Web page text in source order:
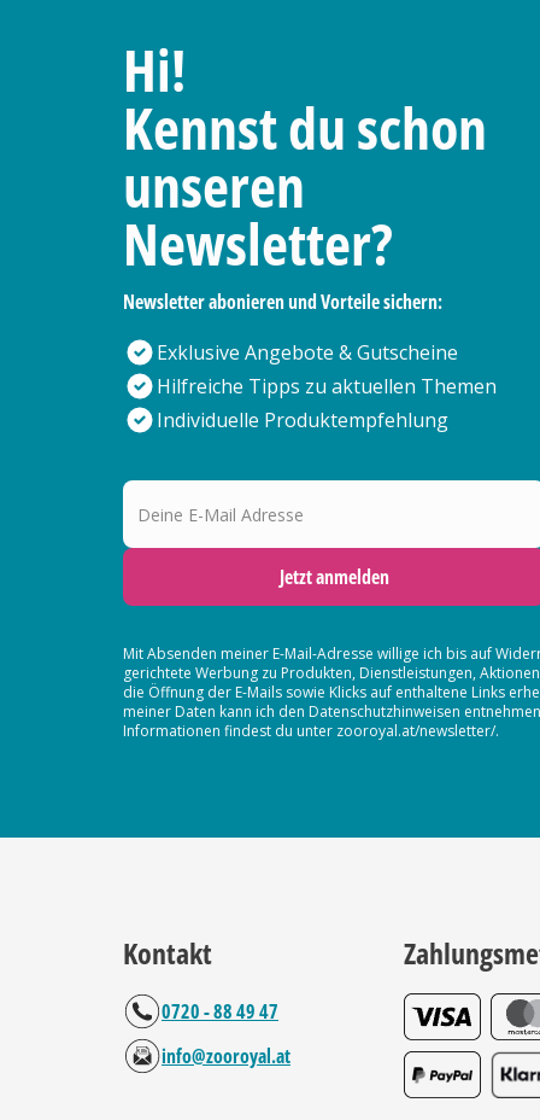
Hi!
Kennst du schon
unseren
Newsletter?
Newsletter abonieren und Vorteile sichern:
Exklusive Angebote & Gutscheine
Hilfreiche Tipps zu aktuellen Themen
Individuelle Produktempfehlung
Deine E-Mail Adresse
Jetzt anmelden
Mit Absenden meiner E-Mail-Adresse willige ich bis auf
gerichtete Werbung zu Produkten, Dienstleistungen,
die Öffnung der E-Mails sowie Klicks auf enthaltene Links
meiner Daten kann ich den Datenschutzhinweisen
Informationen findest du unter zooroyal.at/newsletter/.
Kontakt
0720 - 88 49 47
info@zooroyal.at